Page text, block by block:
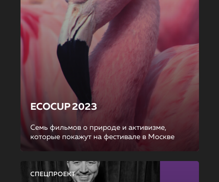
ECOCUP 2023
Семь фильмов о природе и активизме,
которые покажут на фестивале в Москве
СПЕЦПРОЕКТ